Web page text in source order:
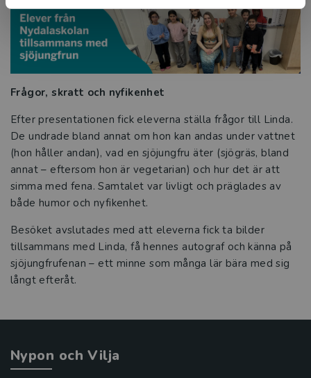
Frågor, skratt och nyfikenhet
Efter presentationen fick eleverna ställa frågor till Linda.
De undrade bland annat om hon kan andas under vattnet
(hon håller andan), vad en sjöjungfru äter (sjögräs, bland
annat – eftersom hon är vegetarian) och hur det är att
simma med fena. Samtalet var livligt och präglades av
både humor och nyfikenhet.
Besöket avslutades med att eleverna fick ta bilder
tillsammans med Linda, få hennes autograf och känna på
sjöjungfrufenan – ett minne som många lär bära med sig
långt efteråt.
Nypon och Vilja